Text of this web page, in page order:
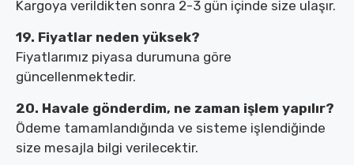
Kargoya verildikten sonra 2-3 gün içinde size ulaşır.
19. Fiyatlar neden yüksek?
Fiyatlarımız piyasa durumuna göre
güncellenmektedir.
20. Havale gönderdim, ne zaman işlem yapılır?
Ödeme tamamlandığında ve sisteme işlendiğinde
size mesajla bilgi verilecektir.